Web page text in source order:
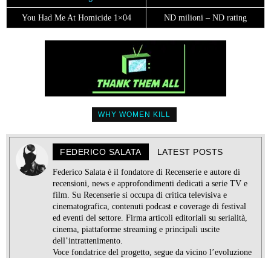
You Had Me At Homicide 1×04 ND milioni – ND rating
WHY WOMEN KILL
FEDERICO SALATA LATEST POSTS
Federico Salata è il fondatore di Recenserie e autore di
recensioni, news e approfondimenti dedicati a serie TV e
film. Su Recenserie si occupa di critica televisiva e
cinematografica, contenuti podcast e coverage di festival
ed eventi del settore. Firma articoli editoriali su serialità,
cinema, piattaforme streaming e principali uscite
dell’intrattenimento.
Voce fondatrice del progetto, segue da vicino l’evoluzione